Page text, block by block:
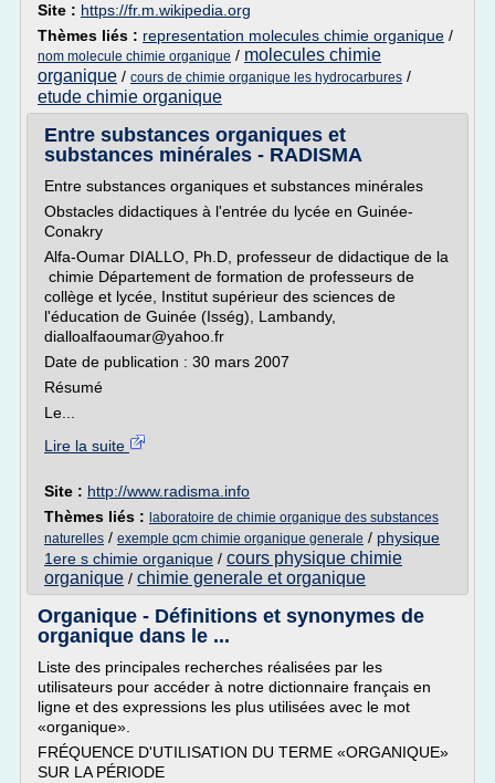
Site : https://fr.m.wikipedia.org
Thèmes liés : representation molecules chimie organique /
nom molecule chimie organique / molecules chimie
organique / cours de chimie organique les hydrocarbures /
etude chimie organique
Entre substances organiques et
substances minérales - RADISMA
Entre substances organiques et substances minérales
Obstacles didactiques à l'entrée du lycée en Guinée-
Conakry
Alfa-Oumar DIALLO, Ph.D, professeur de didactique de la
chimie Département de formation de professeurs de
collège et lycée, Institut supérieur des sciences de
l'éducation de Guinée (Isség), Lambandy,
dialloalfaoumar@yahoo.fr
Date de publication : 30 mars 2007
Résumé
Le...
Lire la suite
Site : http://www.radisma.info
Thèmes liés : laboratoire de chimie organique des substances
naturelles / exemple qcm chimie organique generale / physique
1ere s chimie organique / cours physique chimie
organique / chimie generale et organique
Organique - Définitions et synonymes de
organique dans le ...
Liste des principales recherches réalisées par les
utilisateurs pour accéder à notre dictionnaire français en
ligne et des expressions les plus utilisées avec le mot
«organique».
FRÉQUENCE D'UTILISATION DU TERME «ORGANIQUE»
SUR LA PÉRIODE